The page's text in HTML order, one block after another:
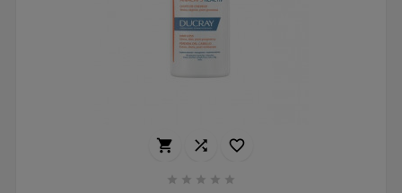
  
    